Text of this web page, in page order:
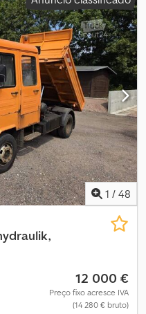
1 / 48
12 000 €
Preço fixo acresce IVA
(14 280 € bruto)